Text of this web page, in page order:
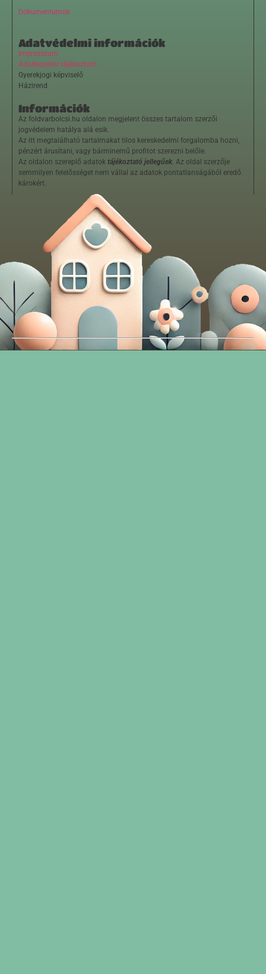
Dokumentumok
Adatvédelmi információk
Impresszum
Adatkezelési tájékoztató
Gyerekjogi képviselő
Házirend
Információk
Az foldvarbolcsi.hu oldalon megjelent összes tartalom szerzői
jogvédelem hatálya alá esik.
Az itt megtalálható tartalmakat tilos kereskedelmi forgalomba hozni,
pénzért árusítani, vagy bárminemű profitot szerezni belőle.
Az oldalon szereplő adatok tájékoztató jellegűek. Az oldal szerzője
semmilyen felelősséget nem vállal az adatok pontatlanságából eredő
károkért.